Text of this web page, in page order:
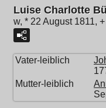
Luise Charlotte
w, * 22 August 1811,
Vater-leiblich
Mutter-leiblich